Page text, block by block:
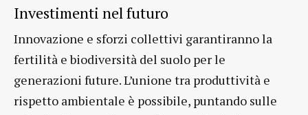
Investimenti nel futuro
Innovazione e sforzi collettivi garantiranno la
fertilità e biodiversità del suolo per le
generazioni future. L’unione tra produttività e
rispetto ambientale è possibile, puntando sulle